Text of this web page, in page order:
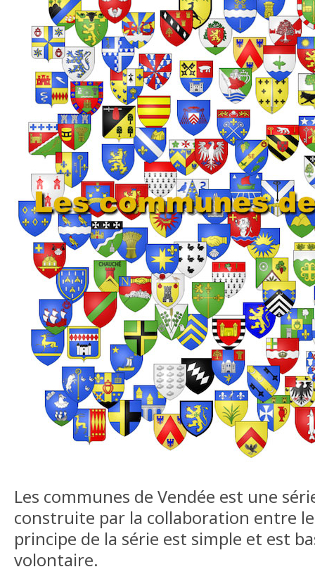
Les communes de Vendée est une
construite par la collaboration entre
principe de la série est simple et est
volontaire.